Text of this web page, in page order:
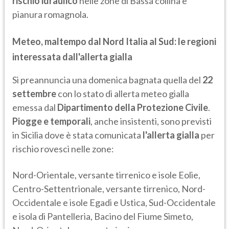
pianura romagnola.
Meteo, maltempo dal Nord Italia al Sud: le regioni
interessata dall'allerta gialla
Si preannuncia una domenica bagnata quella del 22
settembrecon lo stato di allerta meteo gialla
emessa dal Dipartimento della Protezione Civile.
Piogge e temporali, anche insistenti, sono previsti
in Sicilia dove è stata comunicata l'allerta gialla per
rischio rovesci nelle zone:
Nord-Orientale, versante tirrenico e isole Eolie,
Centro-Settentrionale, versante tirrenico, Nord-
Occidentale e isole Egadi e Ustica, Sud-Occidentale
e isola di Pantelleria, Bacino del Fiume Simeto,